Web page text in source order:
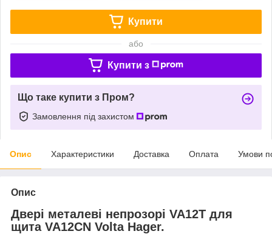
Купити
або
Купити з
Що таке купити з Пром?
Замовлення під захистом
Опис Характеристики Доставка Оплата Умови
Опис
Двері металеві непрозорі VA12T для
щита VA12CN Volta Hager.